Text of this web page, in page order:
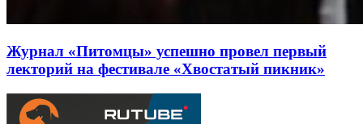
Журнал «Питомцы» успешно провел первый
лекторий на фестивале «Хвостатый пикник»